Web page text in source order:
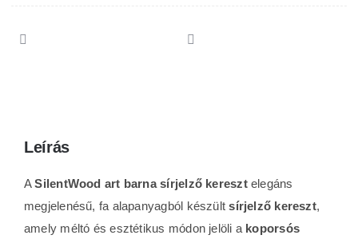
Leírás
ASilentWood art barna sírjelző keresztelegáns
megjelenésű, fa alapanyagból készültsírjelző kereszt,
amely méltó és esztétikus módon jelöli a koporsós